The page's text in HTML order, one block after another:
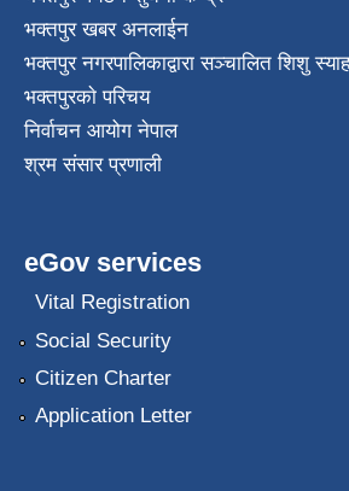
भक्तपुर खबर अनलाईन
भक्तपुर नगरपालिकाद्वारा सञ्चालित शिशु
भक्तपुरकाे परिचय
निर्वाचन आयोग नेपाल
श्रम संसार प्रणाली
eGov services
Vital Registration
Social Security
Citizen Charter
Application Letter